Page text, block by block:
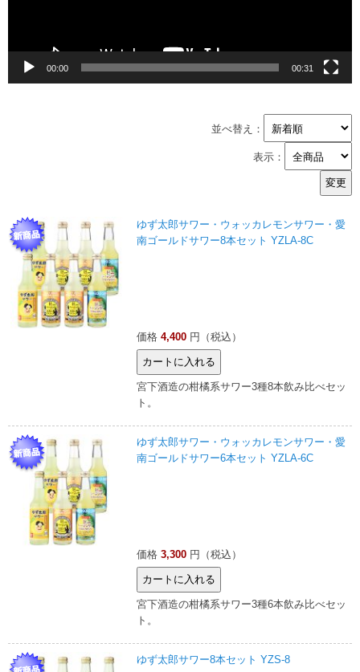
00:00 00:31
並べ替え：
表示：
ゆず太郎サワー・ウォッカレモンサワー・愛
南ゴールドサワー8本セット YZLA-8C
価格 4,400 円（税込）
宮下酒造の柑橘系サワー3種8本飲み比べセッ
ト。
ゆず太郎サワー・ウォッカレモンサワー・愛
南ゴールドサワー6本セット YZLA-6C
価格 3,300 円（税込）
宮下酒造の柑橘系サワー3種6本飲み比べセッ
ト。
ゆず太郎サワー8本セット YZS-8